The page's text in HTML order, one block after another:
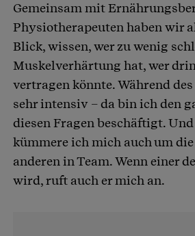
Gemeinsam mit
Physiotherapeuten haben wir
Blick, wissen, wer zu wenig
Muskelverhärtung hat, wer
vertragen könnte. Während
sehr intensiv – da bin ich den
diesen Fragen beschäftigt.
kümmere ich mich auch um
anderen in Team. Wenn einer
wird, ruft auch er mich an.